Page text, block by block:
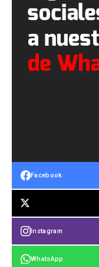
Facebook
Instagram
WhatsApp